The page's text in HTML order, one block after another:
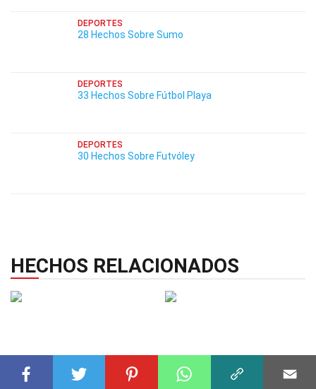
DEPORTES
28 Hechos Sobre Sumo
DEPORTES
33 Hechos Sobre Fútbol Playa
DEPORTES
30 Hechos Sobre Futvóley
HECHOS RELACIONADOS